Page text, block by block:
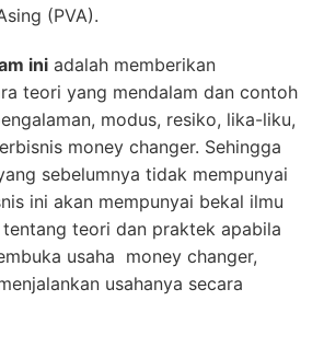
(PVA).
ini adalah memberikan
teori yang mendalam dan contoh
modus, resiko, lika-liku,
money changer. Sehingga
sebelumnya tidak mempunyai
ini akan mempunyai bekal ilmu
teori dan praktek apabila
usaha money changer,
usahanya secara